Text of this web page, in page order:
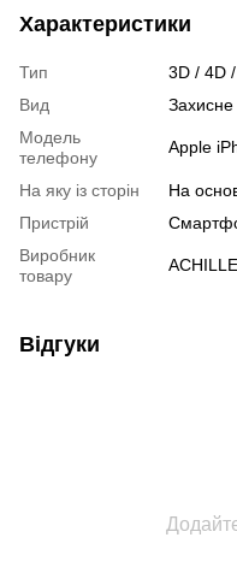
Характеристики
Тип
3D / 4D
Вид
Захисне
Модель
телефону
Apple
На яку із сторін
На
Пристрiй
Виробник
товару
Відгуки